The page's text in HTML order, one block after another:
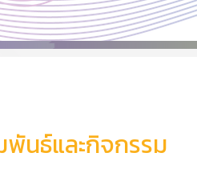
พันธ์และกิจกรรม